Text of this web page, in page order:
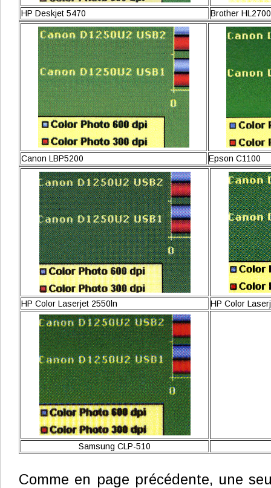
HP Deskjet 5470 Brother
Canon LBP5200 Epson C1100
HP Color Laserjet 2550ln HP Color
Samsung CLP-510
Comme en page précédente, une